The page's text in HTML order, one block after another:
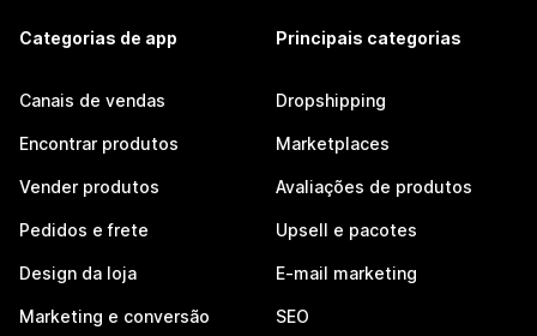
Categorias de app
Canais de vendas
Encontrar produtos
Vender produtos
Pedidos e frete
Design da loja
Marketing e conversão
Principais categorias
Dropshipping
Marketplaces
Avaliações de produtos
Upsell e pacotes
E-mail marketing
SEO